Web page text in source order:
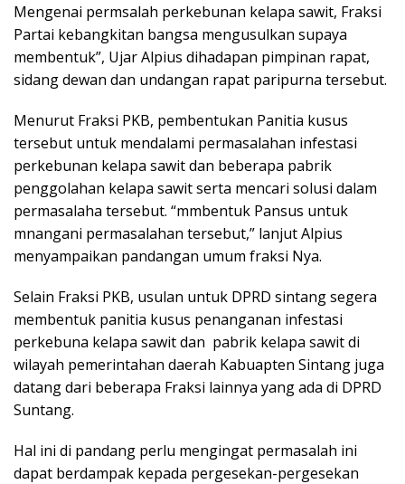
Mengenai permsalah perkebunan kelapa sawit, Fraksi
Partai kebangkitan bangsa mengusulkan supaya
membentuk”, Ujar Alpius dihadapan pimpinan rapat,
sidang dewan dan undangan rapat paripurna tersebut.
Menurut Fraksi PKB, pembentukan Panitia kusus
tersebut untuk mendalami permasalahan infestasi
perkebunan kelapa sawit dan beberapa pabrik
penggolahan kelapa sawit serta mencari solusi dalam
permasalaha tersebut. “mmbentuk Pansus untuk
mnangani permasalahan tersebut,” lanjut Alpius
menyampaikan pandangan umum fraksi Nya.
Selain Fraksi PKB, usulan untuk DPRD sintang segera
membentuk panitia kusus penanganan infestasi
perkebuna kelapa sawit dan pabrik kelapa sawit di
wilayah pemerintahan daerah Kabuapten Sintang juga
datang dari beberapa Fraksi lainnya yang ada di DPRD
Suntang.
Hal ini di pandang perlu mengingat permasalah ini
dapat berdampak kepada pergesekan-pergesekan